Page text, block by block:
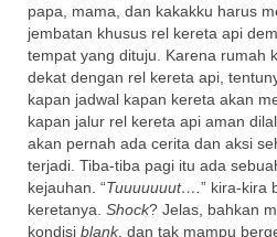
papa, mama, dan kakakku harus
jembatan khusus rel kereta api
tempat yang dituju. Karena rumah
dekat dengan rel kereta api,
kapan jadwal kapan kereta akan
kapan jalur rel kereta api aman
akan pernah ada cerita dan aksi
terjadi. Tiba-tiba pagi itu ada
kejauhan. “Tuuuuuuut….” kira-kira
keretanya. Shock? Jelas, bahkan
kondisi blank, dan tak mampu